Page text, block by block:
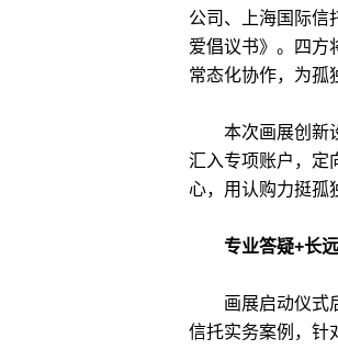
公司、上海国际信
爱倡议书》。四方
常态化协作，为孤
本次画展创新设
汇入专项账户，定
心，用认购力挺孤
专业答疑+长远
画展启动仪式后
信托实务案例，针